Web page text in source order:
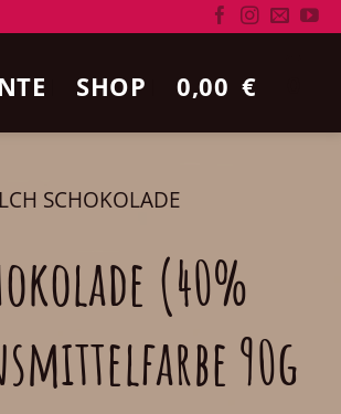
SHOP 0,00 €
SCHOKOLADE
(40%
90g